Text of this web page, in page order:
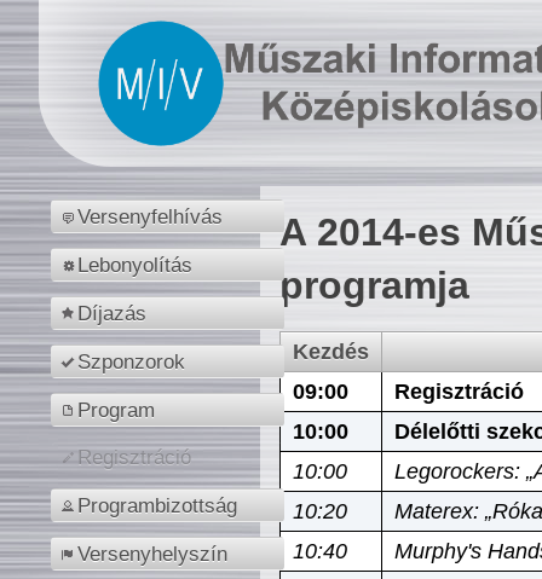
Versenyfelhívás
Lebonyolítás
Díjazás
Szponzorok
Program
Regisztráció
Programbizottság
Versenyhelyszín
A 2014-es
programja
Kezdés
09:00
Regisztráció
10:00
Délelőtti
10:00
Legorockers:
10:20
Materex:
10:40
Murphy's